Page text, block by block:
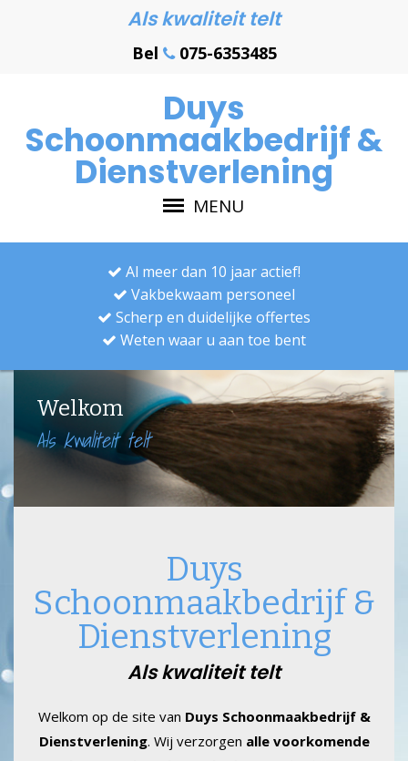
Als kwaliteit telt
Bel 075-6353485
Duys
Schoonmaakbedrijf &
Dienstverlening
MENU
Al meer dan 10 jaar actief!
Vakbekwaam personeel
Scherp en duidelijke offertes
Weten waar u aan toe bent
Welkom
Als kwaliteit telt
Duys
Schoonmaakbedrijf &
Dienstverlening
Als kwaliteit telt
Welkom op de site van Duys Schoonmaakbedrijf &
Dienstverlening. Wij verzorgen alle voorkomende